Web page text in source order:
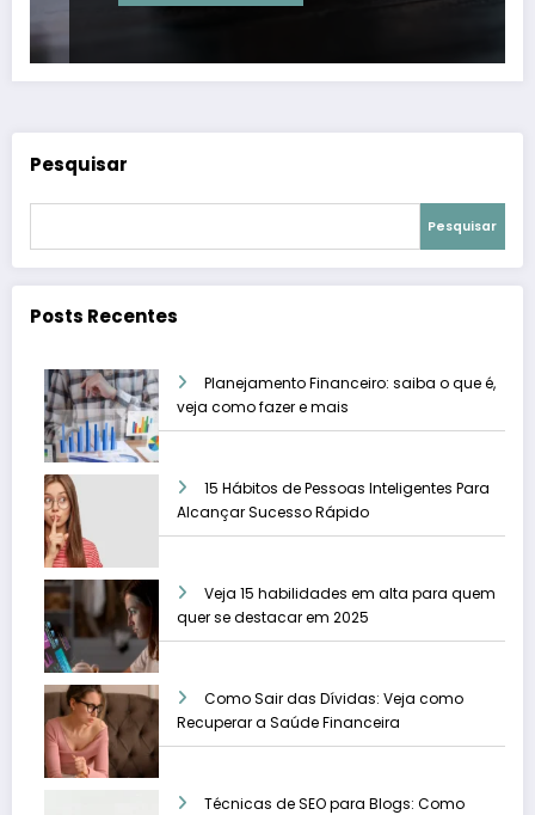
Pesquisar
Pesquisar
Posts Recentes
Planejamento Financeiro: saiba o que é,
veja como fazer e mais
15 Hábitos de Pessoas Inteligentes Para
Alcançar Sucesso Rápido
Veja 15 habilidades em alta para quem
quer se destacar em 2025
Como Sair das Dívidas: Veja como
Recuperar a Saúde Financeira
Técnicas de SEO para Blogs: Como